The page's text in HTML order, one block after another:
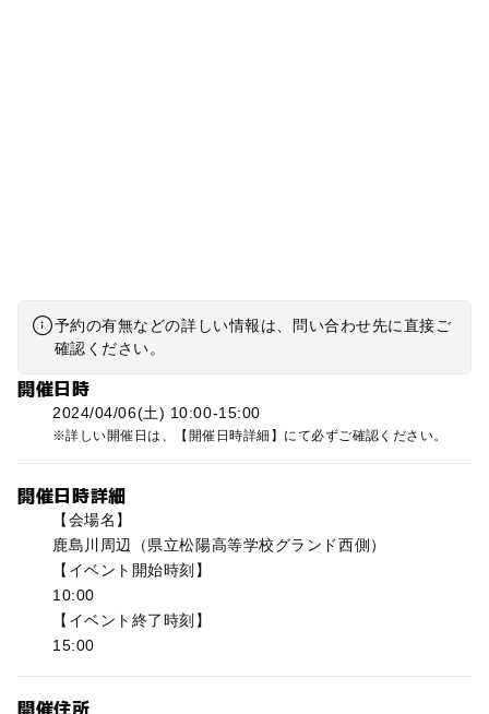
予約の有無などの詳しい情報は、問い合わせ先に直接ご
確認ください。
開催日時
2024/04/06(土) 10:00-15:00
詳しい開催日は、【開催日時詳細】にて必ずご確認ください。
開催日時詳細
【会場名】
鹿島川周辺（県立松陽高等学校グランド西側）
【イベント開始時刻】
10:00
【イベント終了時刻】
15:00
開催住所